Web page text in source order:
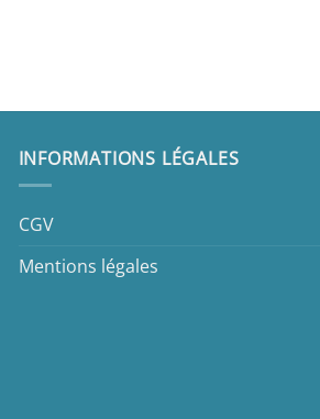
INFORMATIONS LÉGALES
CGV
Mentions légales